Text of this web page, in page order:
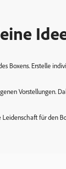
Boxens. Erstelle
Vorstellungen.
für den